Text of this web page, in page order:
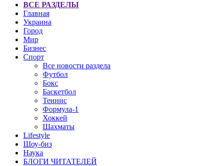
ВСЕ РАЗДЕЛЫ
Главная
Украина
Город
Мир
Бизнес
Спорт
Все новости раздела
Футбол
Бокс
Баскетбол
Теннис
Формула-1
Хоккей
Шахматы
Lifestyle
Шоу-биз
Наука
БЛОГИ ЧИТАТЕЛЕЙ